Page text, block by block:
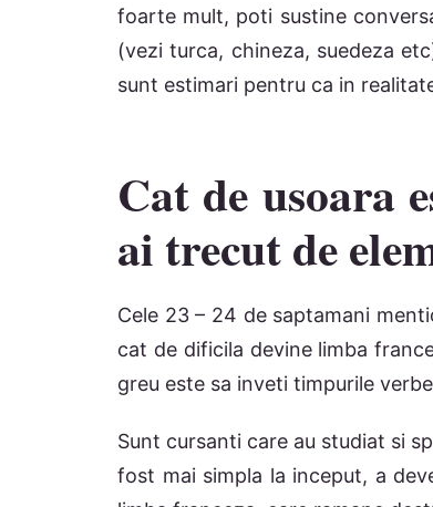
foarte mult, poti sustine
(vezi turca, chineza, suedeza
sunt estimari pentru ca in
Cat de usoara
ai trecut de
Cele 23 – 24 de saptamani
cat de dificila devine limba
greu este sa inveti timpurile
Sunt cursanti care au studiat si
fost mai simpla la inceput, a